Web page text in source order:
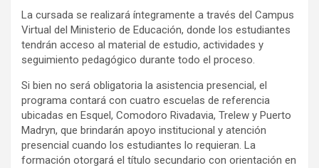
La cursada se realizará íntegramente a través del Campus
Virtual del Ministerio de Educación, donde los estudiantes
tendrán acceso al material de estudio, actividades y
seguimiento pedagógico durante todo el proceso.
Si bien no será obligatoria la asistencia presencial, el
programa contará con cuatro escuelas de referencia
ubicadas en Esquel, Comodoro Rivadavia, Trelew y Puerto
Madryn, que brindarán apoyo institucional y atención
presencial cuando los estudiantes lo requieran. La
formación otorgará el título secundario con orientación en